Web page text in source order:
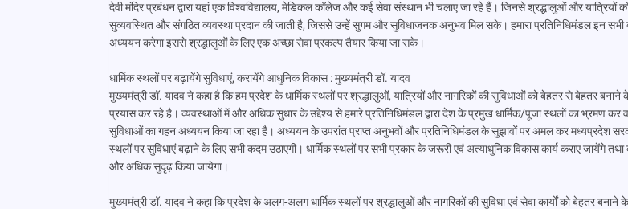
देवी मंदिर प्रबंधन द्वारा यहां एक विश्वविद्यालय, मेडिकल कॉलेज और कई सेवा संस्थान भी चलाए जा रहे हैं। जिनसे श्रद्धालुओं और यात्रियों
सुव्यवस्थित और संगठित व्यवस्था प्रदान की जाती है, जिससे उन्हें सुगम और सुविधाजनक अनुभव मिल सके। हमारा प्रतिनिधिमंडल इन सभी
अध्ययन करेगा इससे श्रद्धालुओं के लिए एक अच्छा सेवा प्रकल्प तैयार किया जा सके।
धार्मिक स्थलों पर बढ़ायेंगे सुविधाएं, करायेंगे आधुनिक विकास : मुख्यमंत्री डॉ. यादव
मुख्यमंत्री डॉ. यादव ने कहा है कि हम प्रदेश के धार्मिक स्थलों पर श्रद्धालुओं, यात्रियों और नागरिकों की सुविधाओं को बेहतर से बेहतर बनाने
प्रयास कर रहे है। व्यवस्थाओं में और अधिक सुधार के उद्देश्य से हमारे प्रतिनिधिमंडल द्वारा देश के प्रमुख धार्मिक/पूजा स्थलों का भ्रमण कर
सुविधाओं का गहन अध्ययन किया जा रहा है। अध्ययन के उपरांत प्राप्त अनुभवों और प्रतिनिधिमंडल के सुझावों पर अमल कर मध्यप्रदेश
स्थलों पर सुविधाएं बढ़ाने के लिए सभी कदम उठाएगी। धार्मिक स्थलों पर सभी प्रकार के जरूरी एवं अत्याधुनिक विकास कार्य कराए जायेंगे
और अधिक सुदृढ़ किया जायेगा।
मुख्यमंत्री डॉ. यादव ने कहा कि प्रदेश के अलग-अलग धार्मिक स्थलों पर श्रद्धालुओं और नागरिकों की सुविधा एवं सेवा कार्यों को बेहतर बनाने के